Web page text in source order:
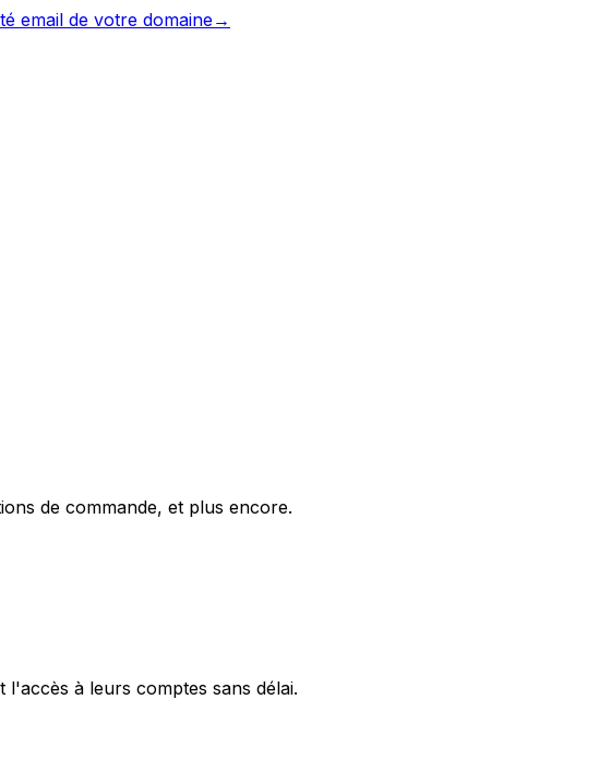
email de votre domaine→
de commande, et plus encore.
l'accès à leurs comptes sans délai.